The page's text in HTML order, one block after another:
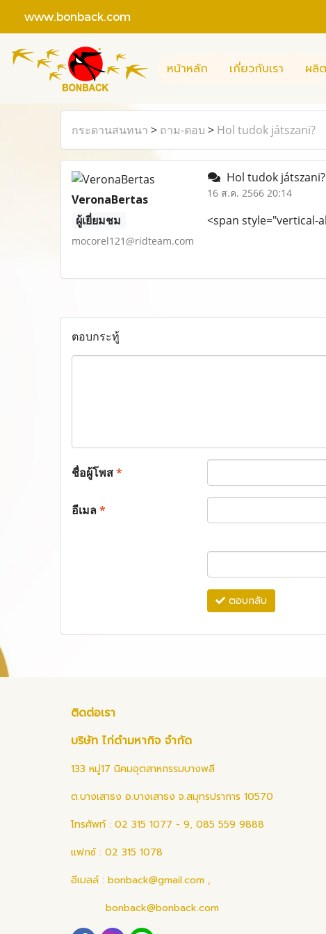
www.bonback.com
หน้าหลัก เกี่ยวกับเรา ผลิ
กระดานสนทนา > ถาม-ตอบ > Hol tudok játszani?
VeronaBertas
ผู้เยี่ยมชม
mocorel121@ridteam.com
Hol tudok játszani?
16 ส.ค. 2566 20:14
<span style="vertical-
ตอบกระทู้
ชื่อผู้โพส*
อีเมล*
ตอบกลับ
ติดต่อเรา
บริษัท ไก่ดำมหากิจ จำกัด
133 หมู่17 นิคมอุตสาหกรรมบางพลี
ต.บางเสาธง อ.บางเสาธง จ.สมุทรปราการ 10570
โทรศัพท์ : 02 315 1077 - 9, 085 559 9888
แฟกซ์ : 02 315 1078
อีเมลล์ : bonback@gmail.com ,
bonback@bonback.com